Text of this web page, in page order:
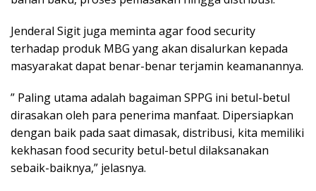
Jenderal Sigit juga meminta agar food security
terhadap produk MBG yang akan disalurkan kepada
masyarakat dapat benar-benar terjamin keamanannya.
” Paling utama adalah bagaiman SPPG ini betul-betul
dirasakan oleh para penerima manfaat. Dipersiapkan
dengan baik pada saat dimasak, distribusi, kita memiliki
kekhasan food security betul-betul dilaksanakan
sebaik-baiknya,” jelasnya.